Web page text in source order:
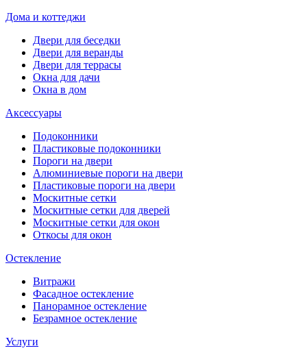
Дома и коттеджи
Двери для беседки
Двери для веранды
Двери для террасы
Окна для дачи
Окна в дом
Аксессуары
Подоконники
Пластиковые подоконники
Пороги на двери
Алюминиевые пороги на двери
Пластиковые пороги на двери
Москитные сетки
Москитные сетки для дверей
Москитные сетки для окон
Откосы для окон
Остекление
Витражи
Фасадное остекление
Панорамное остекление
Безрамное остекление
Услуги